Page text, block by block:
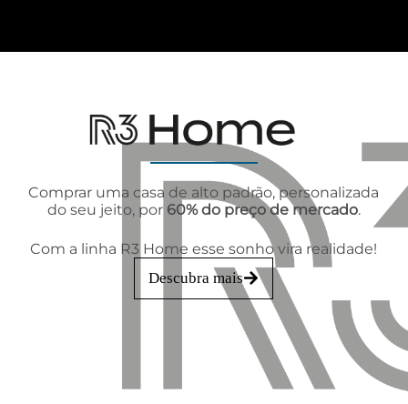
Comprar uma casa de alto padrão, personalizada
do seu jeito, por 60% do preço de mercado.
Com a linha R3 Home esse sonho vira realidade!
Descubra mais